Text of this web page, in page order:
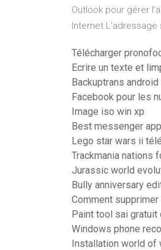
Outlook pour gérer
Internet
Télécharger
Ecrire un texte et
Backuptrans
Facebook pour les
Image iso win xp
Best messenger
Lego star wars ii
Trackmania nations
Jurassic world
Bully anniversary
Comment
Paint tool sai gratuit
Windows phone
Installation world of